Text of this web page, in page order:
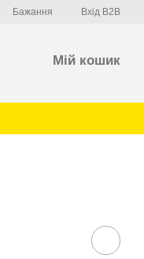
Бажання Вхід B2B
Мій кошик